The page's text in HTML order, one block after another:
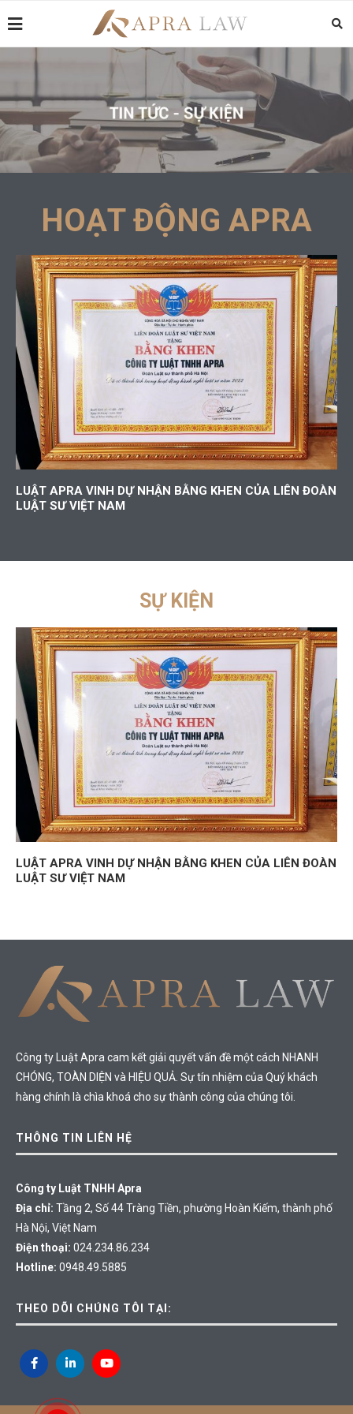
HOẠT ĐỘNG APRA
LUẬT APRA VINH DỰ NHẬN BẰNG KHEN CỦA LIÊN ĐOÀN
LUẬT SƯ VIỆT NAM
SỰ KIỆN
LUẬT APRA VINH DỰ NHẬN BẰNG KHEN CỦA LIÊN ĐOÀN
LUẬT SƯ VIỆT NAM
Công ty Luật Apra cam kết giải quyết vấn đề một cách NHANH
CHÓNG, TOÀN DIỆN và HIỆU QUẢ. Sự tín nhiệm của Quý khách
hàng chính là chìa khoá cho sự thành công của chúng tôi.
THÔNG TIN LIÊN HỆ
Công ty Luật TNHH Apra
Địa chỉ: Tầng 2, Số 44 Tràng Tiền, phường Hoàn Kiếm, thành phố
Hà Nội, Việt Nam
Điện thoại: 024.234.86.234
Hotline: 0948.49.5885
THEO DÕI CHÚNG TÔI TẠI: